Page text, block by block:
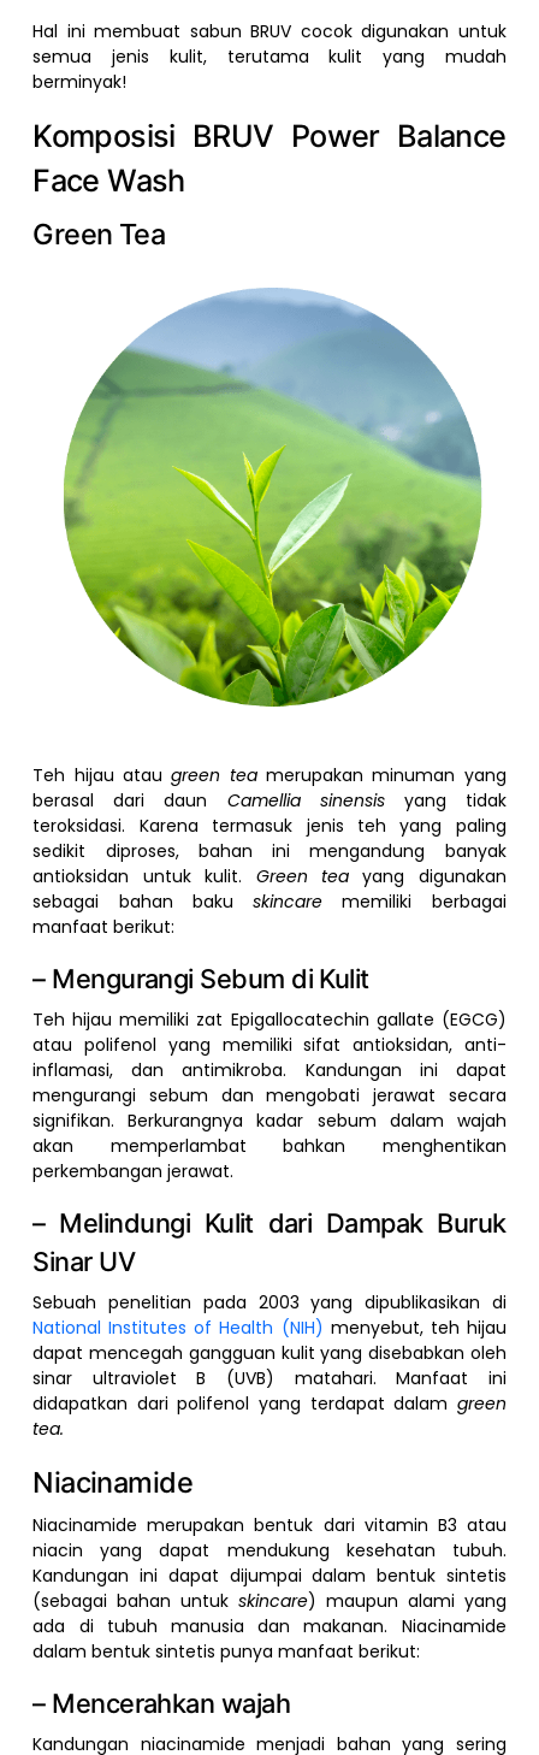
Hal ini membuat sabun BRUV cocok digunakan untuk
semua jenis kulit, terutama kulit yang mudah
berminyak!
Komposisi BRUV Power Balance
Face Wash
Green Tea
Teh hijau ataugreen teamerupakan minuman yang
berasal dari daun Camellia sinensis yang tidak
teroksidasi. Karena termasuk jenis teh yang paling
sedikit diproses, bahan ini mengandung banyak
antioksidan untuk kulit. Green teayang digunakan
sebagai bahan bakuskincarememiliki berbagai
manfaat berikut:
– Mengurangi Sebum di Kulit
Teh hijau memiliki zat Epigallocatechin gallate (EGCG)
atau polifenol yang memiliki sifat antioksidan, anti-
inflamasi, dan antimikroba. Kandungan ini dapat
mengurangi sebum dan mengobati jerawat secara
signifikan. Berkurangnya kadar sebum dalam wajah
akan memperlambat bahkan menghentikan
perkembangan jerawat.
– Melindungi Kulit dari Dampak Buruk
Sinar UV
Sebuah penelitian pada 2003 yang dipublikasikan di
National Institutes of Health (NIH) menyebut, teh hijau
dapat mencegah gangguan kulit yang disebabkan oleh
sinar ultraviolet B (UVB) matahari. Manfaat ini
didapatkan dari polifenol yang terdapat dalam green
tea.
Niacinamide
Niacinamide merupakan bentuk dari vitamin B3 atau
niacin yang dapat mendukung kesehatan tubuh.
Kandungan ini dapat dijumpai dalam bentuk sintetis
(sebagai bahan untuk skincare) maupun alami yang
ada di tubuh manusia dan makanan. Niacinamide
dalam bentuk sintetis punya manfaat berikut:
– Mencerahkan wajah
Kandungan niacinamide menjadi bahan yang sering